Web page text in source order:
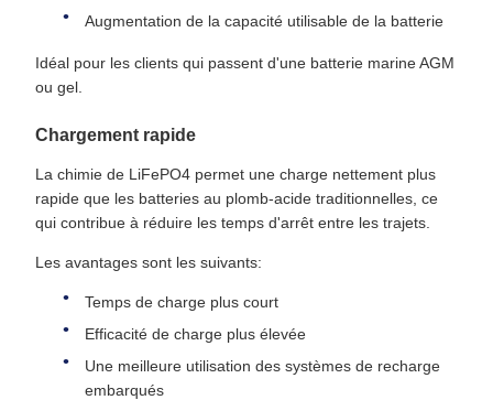
Augmentation de la capacité utilisable de la batterie
Idéal pour les clients qui passent d'une batterie marine AGM
ou gel.
Chargement rapide
La chimie de LiFePO4 permet une charge nettement plus
rapide que les batteries au plomb-acide traditionnelles, ce
qui contribue à réduire les temps d'arrêt entre les trajets.
Les avantages sont les suivants:
Temps de charge plus court
Efficacité de charge plus élevée
Une meilleure utilisation des systèmes de recharge
embarqués